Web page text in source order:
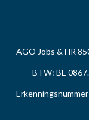
AGO Jobs & HR
BTW: BE